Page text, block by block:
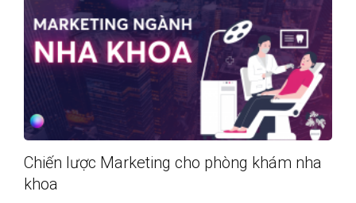
Chiến lược Marketing cho phòng khám nha
khoa